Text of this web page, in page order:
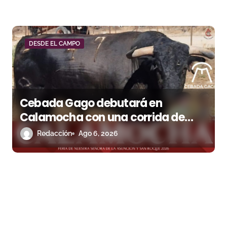
DESDE EL CAMPO
Cebada Gago debutará en
Calamocha con una corrida de
imponente presencia
Redacción Ago 6, 2026